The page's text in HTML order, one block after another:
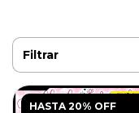
Filtrar
HASTA 20% OFF